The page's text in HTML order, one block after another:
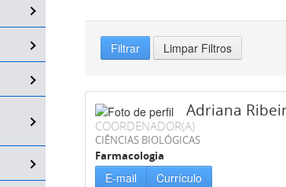
Filtrar Limpar Filtros
Adriana
COORDENADOR(A)
CIÊNCIAS BIOLÓGICAS
Farmacologia
E-mail Currículo